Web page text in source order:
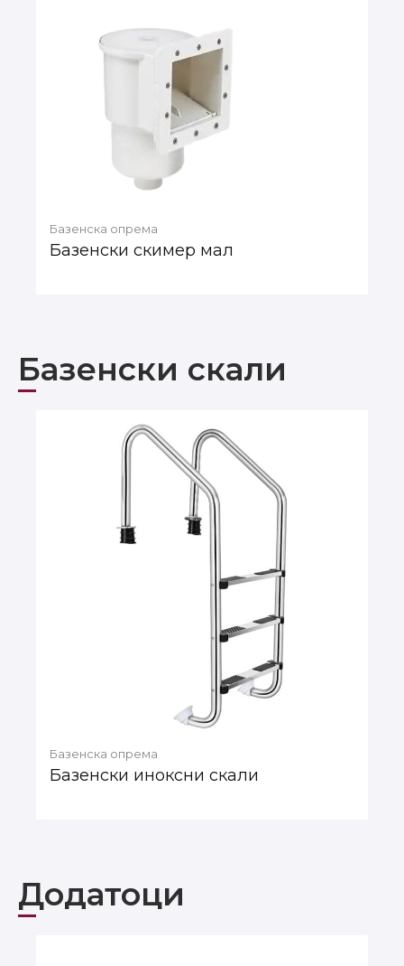
Базенска опрема
Базенски скимер мал
Базенски скали
Базенска опрема
Базенски иноксни скали
Додатоци